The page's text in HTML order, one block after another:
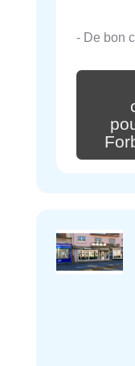
- De bon